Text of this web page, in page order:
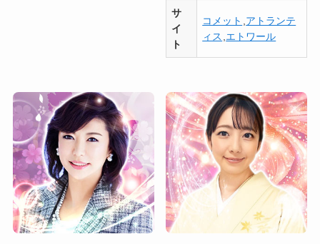
サ
イ
ト
コメット ,アトランテ
ィス ,エトワール